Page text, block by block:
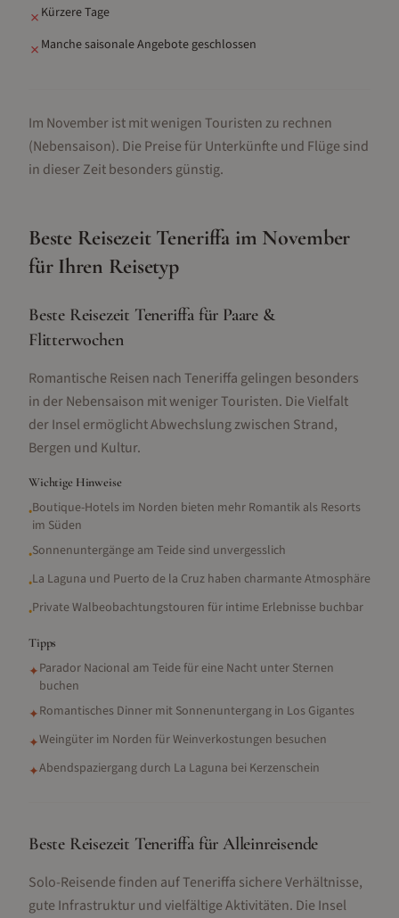
✗ Kürzere Tage
✗ Manche saisonale Angebote geschlossen
Im November ist mit wenigen Touristen zu rechnen
(Nebensaison). Die Preise für Unterkünfte und Flüge sind
in dieser Zeit besonders günstig.
Beste Reisezeit Teneriffa im November
für Ihren Reisetyp
Beste Reisezeit Teneriffa für Paare &
Flitterwochen
Romantische Reisen nach Teneriffa gelingen besonders
in der Nebensaison mit weniger Touristen. Die Vielfalt
der Insel ermöglicht Abwechslung zwischen Strand,
Bergen und Kultur.
Wichtige Hinweise
•Boutique-Hotels im Norden bieten mehr Romantik als Resorts
im Süden
•Sonnenuntergänge am Teide sind unvergesslich
•La Laguna und Puerto de la Cruz haben charmante Atmosphäre
•Private Walbeobachtungstouren für intime Erlebnisse buchbar
Tipps
✦Parador Nacional am Teide für eine Nacht unter Sternen
buchen
✦Romantisches Dinner mit Sonnenuntergang in Los Gigantes
✦Weingüter im Norden für Weinverkostungen besuchen
✦Abendspaziergang durch La Laguna bei Kerzenschein
Beste Reisezeit Teneriffa für Alleinreisende
Solo-Reisende finden auf Teneriffa sichere Verhältnisse,
gute Infrastruktur und vielfältige Aktivitäten. Die Insel